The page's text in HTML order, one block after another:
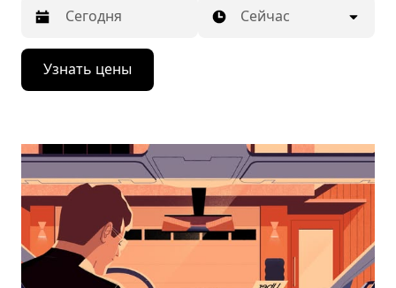
Нажмите
стрелку
вниз,
календарю
выбрать
дату.
Чтобы
закрыть
календарь,
нажмите
Esc.
Сейчас
Узнать цены